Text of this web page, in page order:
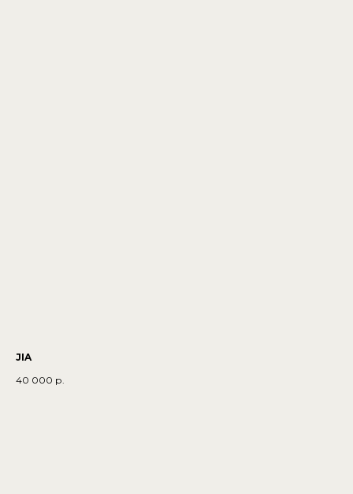
JIA
40 000 р.